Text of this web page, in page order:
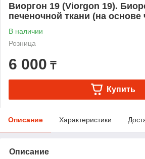
Виоргон 19 (Viorgon 19).
печеночной ткани (на основе
В наличии
Розница
6 000 ₸
Купить
Описание Характеристики
Описание